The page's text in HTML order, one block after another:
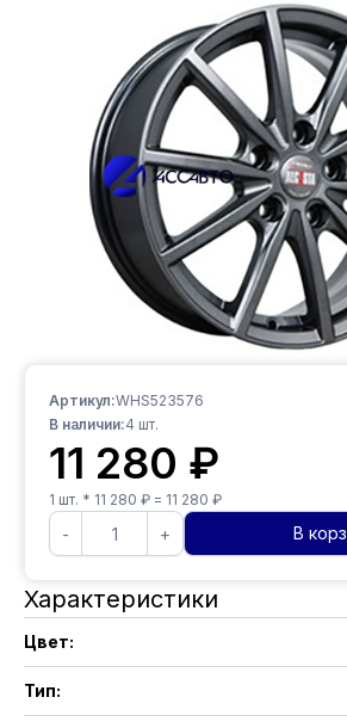
Характеристики
Цвет:
Тип:
Артикул:WHS523576
В наличии:4 шт.
11 280 ₽
1 шт. * 11 280 ₽ = 11 280 ₽
- + В